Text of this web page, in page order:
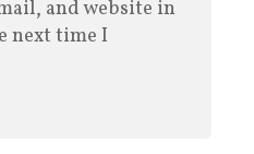
and website in
next time I